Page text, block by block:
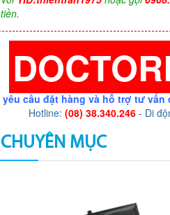
yêu cầu đặt hàng và hỗ trợ tư
Hotline: (08) 38.340.246- Di
MỤC